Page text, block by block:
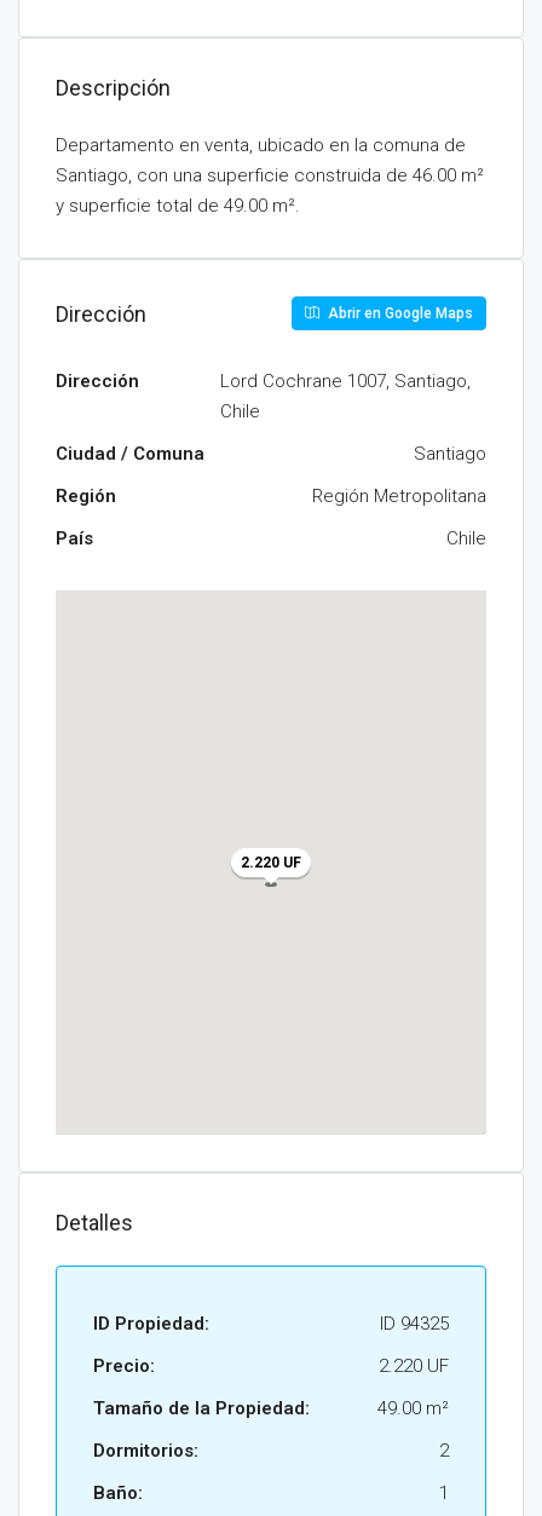
Descripción
Departamento en venta, ubicado en la comuna de
Santiago, con una superficie construida de 46.00 m²
y superficie total de 49.00 m².
Dirección Abrir en Google Maps
Dirección
Lord Cochrane 1007, Santiago,
Chile
Ciudad / Comuna
Santiago
Región
Región Metropolitana
País
Chile
2.220 UF
Detalles
ID Propiedad:
ID 94325
Precio:
2.220 UF
Tamaño de la Propiedad:
49.00 m²
Dormitorios:
2
Baño:
1